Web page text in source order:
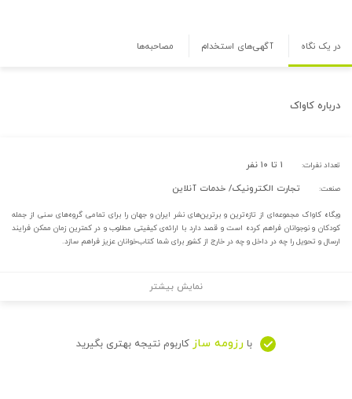
در یک نگاه آگهی‌های استخدام مصاحبه‌ها
درباره کاواک
تعداد نفرات: ۱ تا ۱۰ نفر
صنعت: تجارت الکترونیک/ خدمات آنلاین
وبگاه کاواک مجموعه‌ای از تازه‌ترین و برترین‌های نشر ایران و جهان را برای تمامی گروه‌های سنی از جمله
کودکان و نوجوانان فراهم کرده است و قصد دارد با ارائه‌ی کیفیتی مطلوب و در کمترین زمان ممکن فرایند
ارسال و تحویل را چه در داخل و چه در خارج از کشور برای شما کتاب‌خوانان عزیز فراهم سازد.
نمایش بیشتر
با رزومه ساز کاربوم نتیجه بهتری بگیرید